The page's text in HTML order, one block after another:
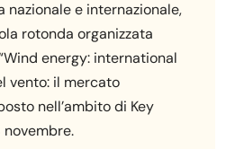
nazionale e internazionale,
rotonda organizzata
energy: international
vento: il mercato
nell’ambito di Key